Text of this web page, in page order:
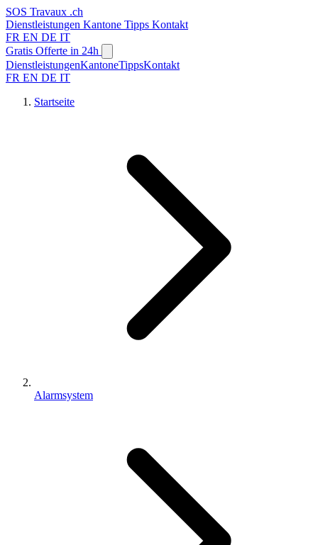
SOS Travaux .ch
Dienstleistungen Kantone Tipps Kontakt
FR EN DE IT
Gratis Offerte in 24h
DienstleistungenKantoneTippsKontakt
FR EN DE IT
Startseite
Alarmsystem